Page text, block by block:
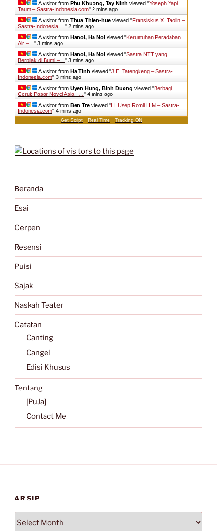
A visitor from Phu Khuong, Tay Ninh viewed "Yoseph Yapi
Taum – Sastra-Indonesia.com" 2 mins ago
A visitor from Thua Thien-hue viewed "Fransiskus X. Taolin –
Sastra-Indonesia.… " 2 mins ago
A visitor from Hanoi, Ha Noi viewed "Keruntuhan Peradaban
Air –… " 3 mins ago
A visitor from Hanoi, Ha Noi viewed "Sastra NTT yang
Berpijak di Bumi –… " 3 mins ago
A visitor from Ha Tinh viewed "J.E. Tatengkeng – Sastra-
Indonesia.com" 3 mins ago
A visitor from Uyen Hung, Binh Duong viewed "Berbagi
Ceruk Pasar Novel Asia –… " 4 mins ago
A visitor from Ben Tre viewed "H. Usep Romli H.M – Sastra-
Indonesia.com" 4 mins ago
Get Script Real Time Tracking ON
Beranda
Esai
Cerpen
Resensi
Puisi
Sajak
Naskah Teater
Catatan
Canting
Cangel
Edisi Khusus
Tentang
[PuJa]
Contact Me
ARSIP